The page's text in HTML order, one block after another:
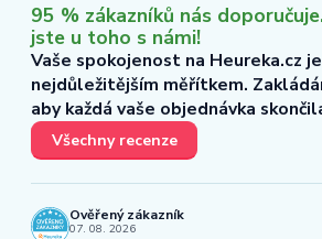
95 % zákazníků nás
jste u toho s námi!
Vaše spokojenost na Heureka.cz
nejdůležitějším měřítkem.
aby každá vaše objednávka
Všechny recenze
Ověřený zákazník
07. 08. 2026